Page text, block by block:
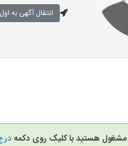
انتقال آگهی به
مشغول هستید با کلیک روی دکمه